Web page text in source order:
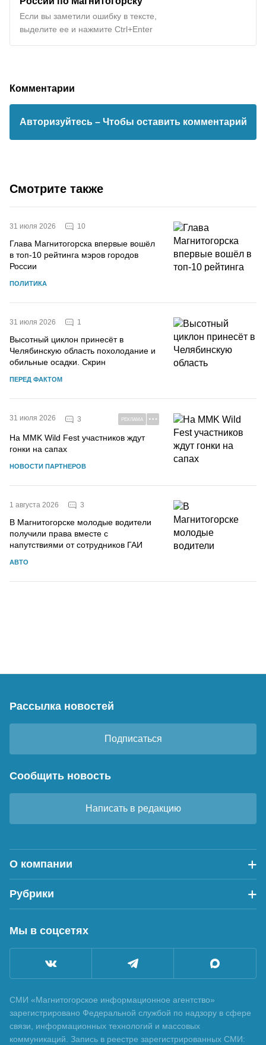
Если вы заметили ошибку в тексте,
выделите ее и нажмите Ctrl+Enter
Комментарии
Авторизуйтесь – Чтобы оставить комментарий
Смотрите также
31 июля 2026 10
Глава Магнитогорска впервые вошёл
в топ-10 рейтинга мэров городов
России
ПОЛИТИКА
31 июля 2026 1
Высотный циклон принесёт в
Челябинскую область похолодание и
обильные осадки. Скрин
ПЕРЕД ФАКТОМ
31 июля 2026 3 РЕКЛАМА
На MMK Wild Fest участников ждут
гонки на сапах
НОВОСТИ ПАРТНЕРОВ
1 августа 2026 3
В Магнитогорске молодые водители
получили права вместе с
напутствиями от сотрудников ГАИ
АВТО
Рассылка новостей
Подписаться
Сообщить новость
Написать в редакцию
О компании
Рубрики
Мы в соцсетях
СМИ «Магнитогорское информационное агентство»
зарегистрировано Федеральной службой по надзору в сфере
связи, информационных технологий и массовых
коммуникаций. Запись в реестре зарегистрированных СМИ: